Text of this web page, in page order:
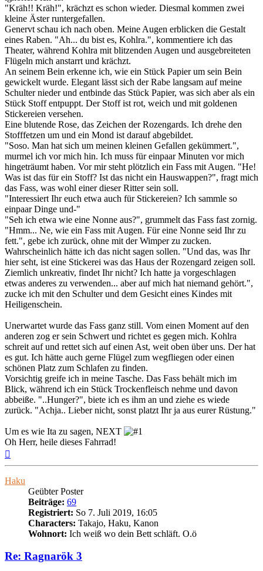
"Kräh!! Kräh!", krächzt es schon wieder. Diesmal kommen zwei
kleine Äster runtergefallen.
Genervt schau ich nach oben. Meine Augen erblicken die Gestalt
eines Raben. "Ah... du bist es, Kohlra.", kommentiere ich das
Theater, während Kohlra mit blitzenden Augen und ausgebreiteten
Flügeln mich anstarrt und krächzt.
An seinem Bein erkenne ich, wie ein Stück Papier um sein Bein
gewickelt wurde. Elegant lässt sich der Rabe langsam auf meine
Schulter nieder und entbinde das Stück Papier, was sich aber als ein
Stück Stoff entpuppt. Der Stoff ist rot, weich und mit goldenen
Stickereien versehen.
Eine blutende Rose, das Zeichen der Rozengards. Ich drehe den
Stofffetzen um und ein Mond ist darauf abgebildet.
"Soso. Man hat sich um meinen kleinen Gefallen gekümmert.",
murmel ich vor mich hin. Ich muss für einpaar Minuten vor mich
hingeträumt haben. Vor mir steht plötzlich ein Fass mit Augen. "He!
Was ist das für ein Stoff? Ist das nicht ein Hauswappen?", fragt mich
das Fass, was wohl einer dieser Ritter sein soll.
"Interessiert Ihr euch etwa auch für Stickereien? Ich sammle so
einpaar Dinge und-"
"Seh ich etwa wie eine Nonne aus?", grummelt das Fass fast zornig.
"Hmm... Ne, wie ein Fass mit Augen. Für eine Nonne seid Ihr zu
fett.", gebe ich zurück, ohne mit der Wimper zu zucken.
Wahrscheinlich hätte ich das nicht sagen sollen. "Und das, was Ihr
hier seht, ist eine Stickerei was das Haus der Rozengard zeigen soll.
Ziemlich unkreativ, findet Ihr nicht? Ich hatte ja vorgeschlagen
etwas anderes zu verwenden... aber auf mich hat niemand gehört.",
zucke ich mit den Schulter und dem Gesicht eines Kindes mit
Heiligenschein.
Unerwartet wurde das Fass ganz still. Vom einen Moment auf den
anderen zog er sein Schwert und richtet es gegen mich. Kohlra
schreit auf und rettet sich auf einen Ast, weit oben über uns. Der hat
es gut. Ich hätte auch gerne Flügel zum wegfliegen oder einen
schönen Platz zum Schlafen zu finden.
Vorsichtig greife ich in meine Tasche. Das Fass behält mich im
Blick, während ich ein Stück Trockenfleisch nehme und davon
abbeiße. "..Hunger?", biete ich es ihm an und ziehe es wiede
zurück. "Achja.. Lieber nicht, sonst platzt Ihr ja aus eurer Rüstung."
Um es wie Ita zu sagen, NEXT
Oh Herr, heile dieses Fahrrad!
Haku
Geübter Poster
Beiträge: 69
Registriert: So 7. Juli 2019, 16:05
Characters: Takajo, Haku, Kanon
Wohnort: Ich weiß wo dein Bett schläft. O.ö
Re: Ragnarök 3